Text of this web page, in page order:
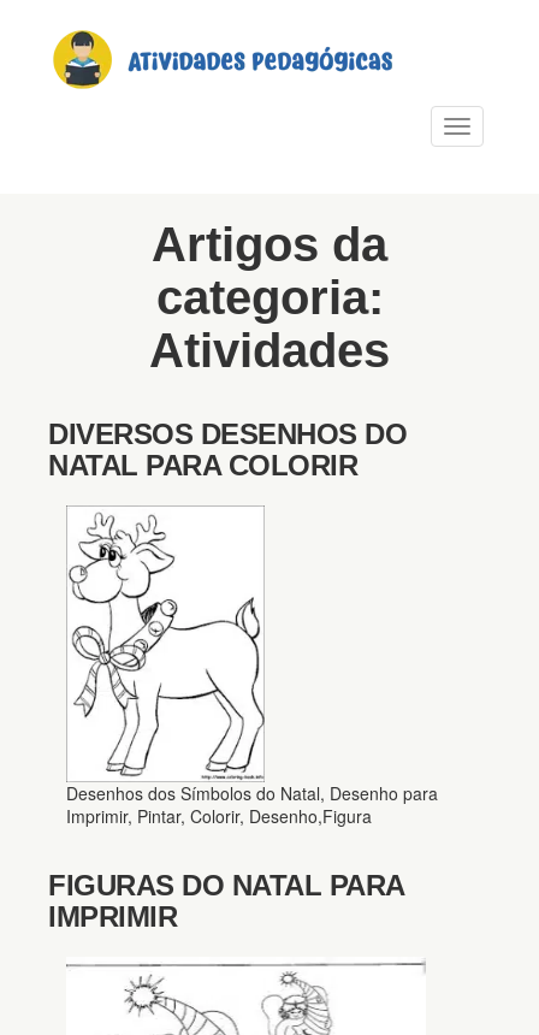
Alternar
Artigos da
categoria:
Atividades
DIVERSOS DESENHOS DO
NATAL PARA COLORIR
Desenhos dos Símbolos do Natal, Desenho para
Imprimir, Pintar, Colorir, Desenho,Figura
FIGURAS DO NATAL PARA
IMPRIMIR